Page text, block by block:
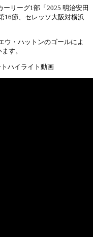
リーグ1部「2025 明治安田
16節、セレッソ大阪対横浜
ウ・ハットンのゴールによ
す。
ハイライト動画